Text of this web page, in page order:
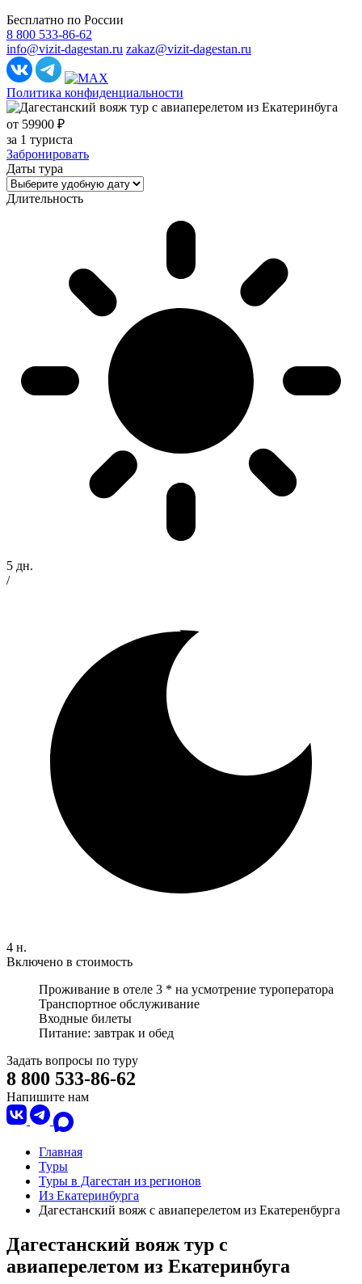
Бесплатно по России
8 800 533-86-62
info@vizit-dagestan.ru zakaz@vizit-dagestan.ru
Политика конфиденциальности
от 59900 ₽
за 1 туриста
Забронировать
Даты тура
Длительность
5 дн.
/
4 н.
Включено в стоимость
Проживание в отеле 3 * на усмотрение туроператора
Транспортное обслуживание
Входные билеты
Питание: завтрак и обед
Задать вопросы по туру
8 800 533-86-62
Напишите нам
Главная
Туры
Туры в Дагестан из регионов
Из Екатеринбурга
Дагестанский вояж с авиаперелетом из Екатеренбурга
Дагестанский вояж тур с
авиаперелетом из Екатеринбуга